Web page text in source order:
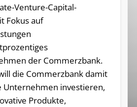
Venture-Capital-
Fokus auf
der Commerzbank.
die Commerzbank damit
Unternehmen investieren,
Produkte,